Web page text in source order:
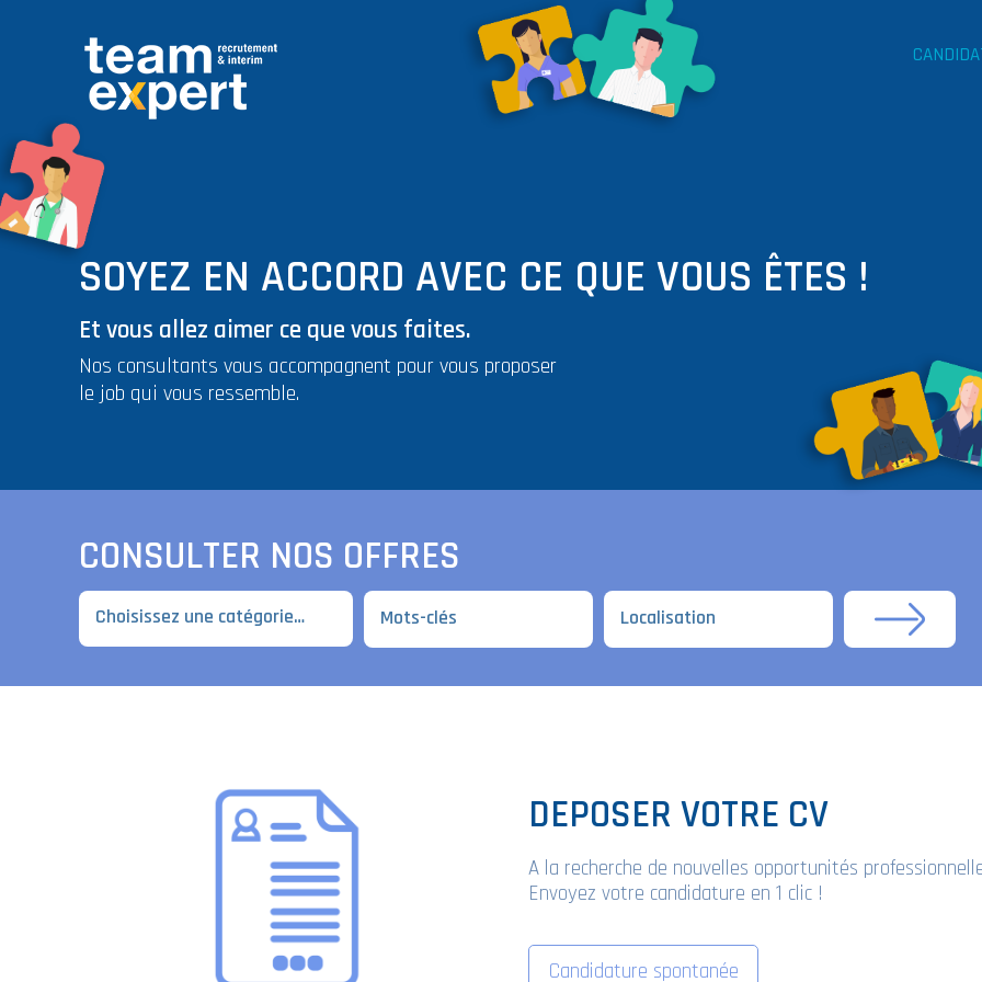
SOYEZ EN ACCORD AVEC CE QUE VOUS ÊTES !
Et vous allez aimer ce que vous faites.
Nos consultants vous accompagnent pour vous proposer
le job qui vous ressemble.
CONSULTER NOS OFFRES
DEPOSER VOTRE CV
A la recherche de nouvelles opportunités
Envoyez votre candidature en 1 clic !
Candidature spontanée